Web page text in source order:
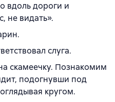
вдоль дороги и
не видать».
слуга.
скамеечку. Познакомим
подогнувши под
кругом.